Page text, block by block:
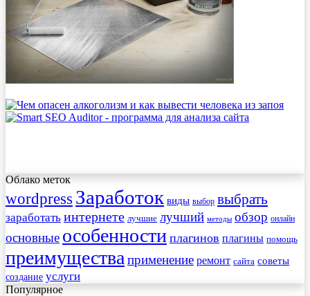
Облако меток
wordpress Заработок виды выбор выбрать
заработать интернете лучшие лучший методы обзор онлайн
основные особенности плагинов плагины помощь
преимущества применение ремонт сайта советы
создание услуги
Популярное